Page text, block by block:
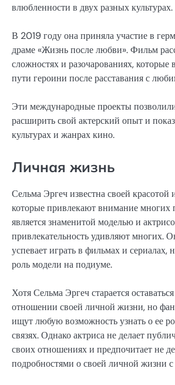
влюбленности в двух разных культурах.
В 2019 году она приняла участие в
драме «Жизнь после любви». Фильм
сложностях и разочарованиях, которые
пути героини после расставания с
Эти международные проекты
расширить свой актерский опыт и
культурах и жанрах кино.
Личная жизнь
Сельма Эргеч известна своей красотой
которые привлекают внимание многих
является знаменитой моделью и
привлекательность удивляют многих.
успевает играть в фильмах и сериалах,
роль модели на подиуме.
Хотя Сельма Эргеч старается
отношении своей личной жизни, но
ищут любую возможность узнать о ее
связях. Однако актриса не делает
своих отношениях и предпочитает не
подробностями о своей личной жизни